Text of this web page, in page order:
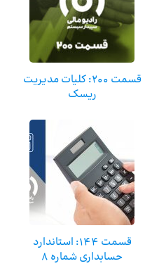
قسمت ۲۰۰: کلیات مدیریت
ریسک
قسمت 144: استاندارد
حسابداری شماره ۸